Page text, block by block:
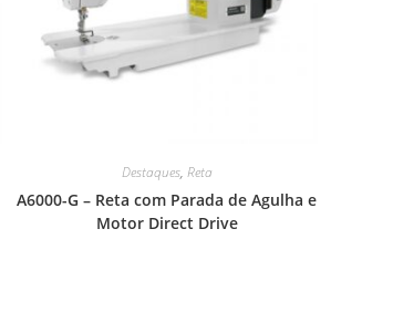
Destaques, Reta
A6000-G – Reta com Parada de Agulha e
Motor Direct Drive